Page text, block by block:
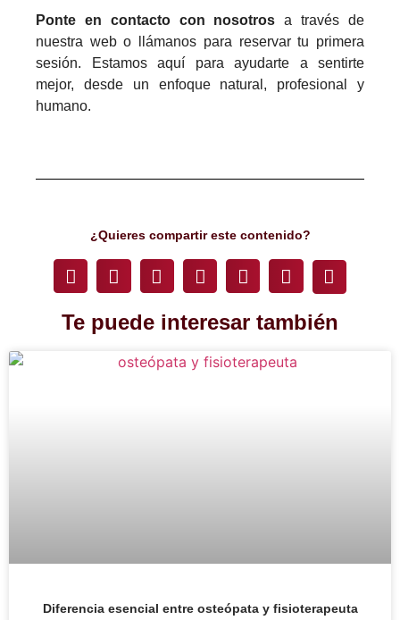
Ponte en contacto con nosotros a través de
nuestra web o llámanos para reservar tu primera
sesión. Estamos aquí para ayudarte a sentirte
mejor, desde un enfoque natural, profesional y
humano.
¿Quieres compartir este contenido?
Te puede interesar también
Diferencia esencial entre osteópata y fisioterapeuta